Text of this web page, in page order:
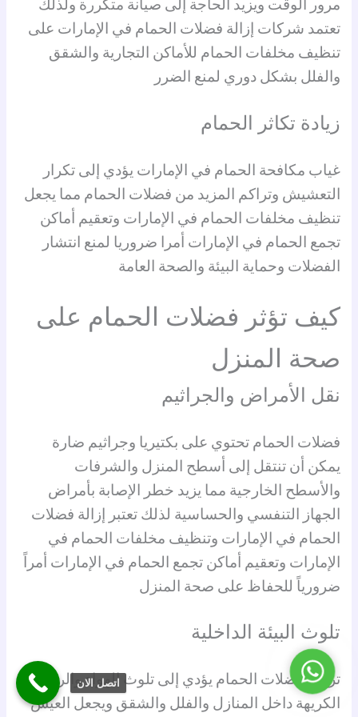
مرور الوقت ويزيد الحاجة إلى صيانة متكررة ولذلك
تعتمد شركات إزالة فضلات الحمام في الإمارات على
تنظيف مخلفات الحمام للأماكن التجارية والشقق
والفلل بشكل دوري لمنع الضرر
زيادة تكاثر الحمام
غياب مكافحة الحمام في الإمارات يؤدي إلى تكرار
التعشيش وتراكم المزيد من فضلات الحمام مما يجعل
تنظيف مخلفات الحمام في الإمارات وتعقيم أماكن
تجمع الحمام في الإمارات أمرا ضروريا لمنع انتشار
الفضلات وحماية البيئة والصحة العامة
كيف تؤثر فضلات الحمام على
صحة المنزل
نقل الأمراض والجراثيم
فضلات الحمام تحتوي على بكتيريا وجراثيم ضارة
يمكن أن تنتقل إلى أسطح المنزل والشرفات
والأسطح الخارجية مما يزيد خطر الإصابة بأمراض
الجهاز التنفسي والحساسية لذلك تعتبر إزالة فضلات
الحمام في الإمارات وتنظيف مخلفات الحمام في
الإمارات وتعقيم أماكن تجمع الحمام في الإمارات أمراً
ضرورياً للحفاظ على صحة المنزل
تلوث البيئة الداخلية
تراكم فضلات الحمام يؤدي إلى تلوث الهواء والروائح
الكريهة داخل المنازل والفلل والشقق ويجعل العيش
اتصل الان
واتساب